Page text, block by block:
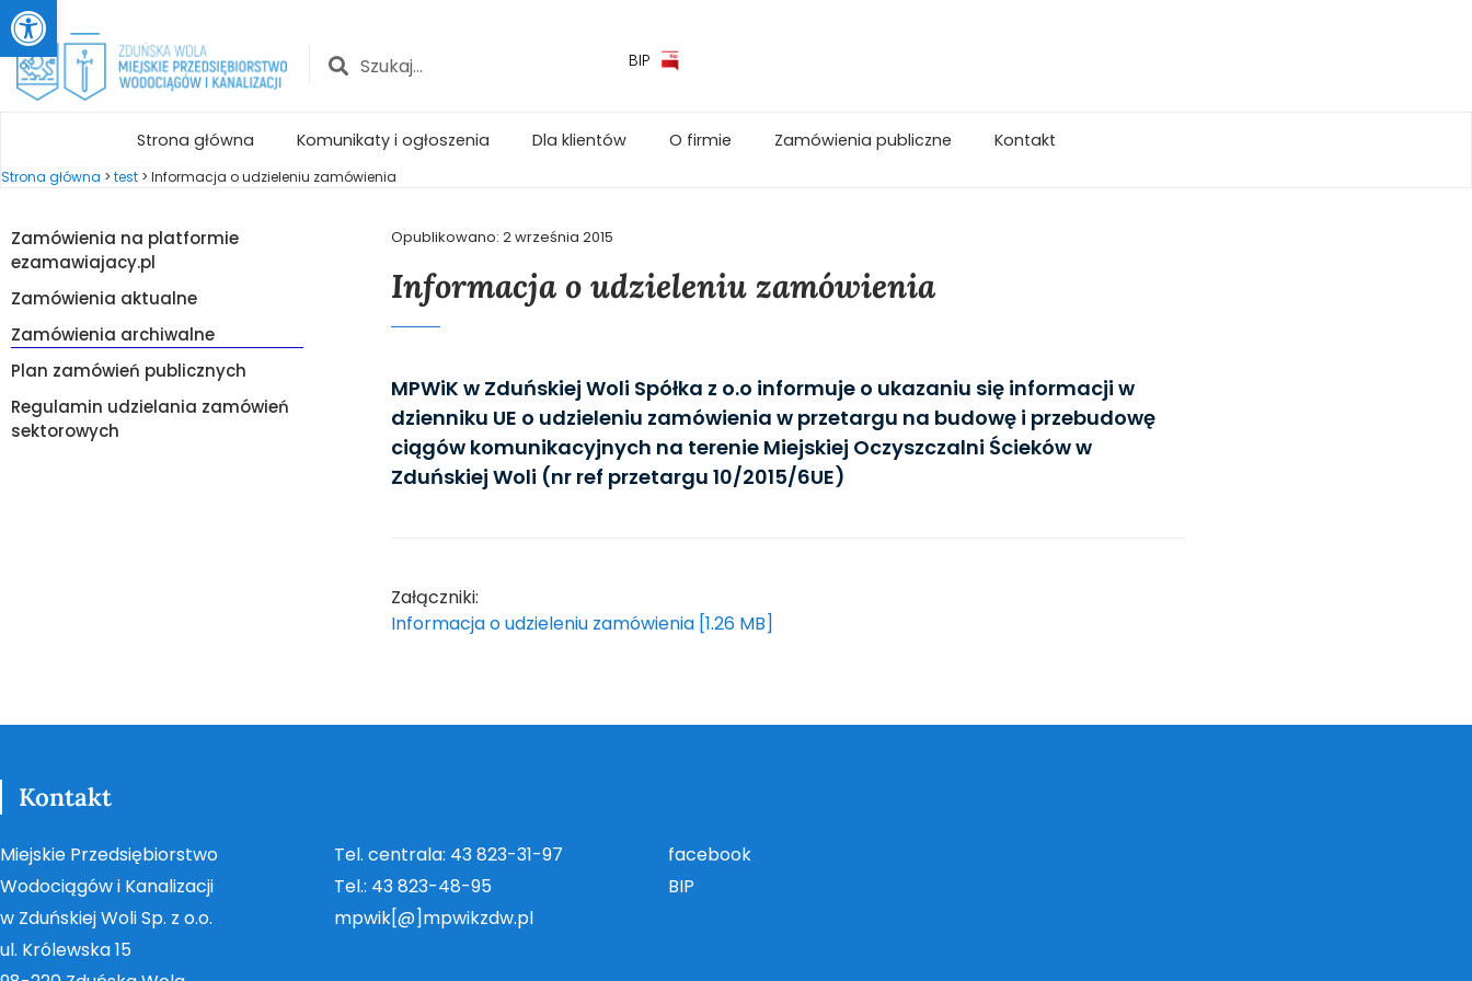
BIP
Strona główna Komunikaty i ogłoszenia Dla klientów O firmie Zamówienia publiczne Kontakt
Strona główna > test > Informacja o udzieleniu zamówienia
Zamówienia na platformie
ezamawiajacy.pl
Zamówienia aktualne
Zamówienia archiwalne
Plan zamówień publicznych
Regulamin udzielania zamówień
sektorowych
Opublikowano:2 września 2015
Informacja o udzieleniu zamówienia
MPWiK w Zduńskiej Woli Spółka z o.o informuje o ukazaniu się informacji w
dzienniku UE o udzieleniu zamówienia w przetargu na budowę i przebudowę
ciągów komunikacyjnych na terenie Miejskiej Oczyszczalni Ścieków w
Zduńskiej Woli (nr ref przetargu 10/2015/6UE)
Załączniki:
Informacja o udzieleniu zamówienia [1.26 MB]
Kontakt
Miejskie Przedsiębiorstwo
Wodociągów i Kanalizacji
w Zduńskiej Woli Sp. z o.o.
ul. Królewska 15
Tel. centrala: 43 823-31-97
Tel.: 43 823-48-95
mpwik[@]mpwikzdw.pl
facebook
BIP